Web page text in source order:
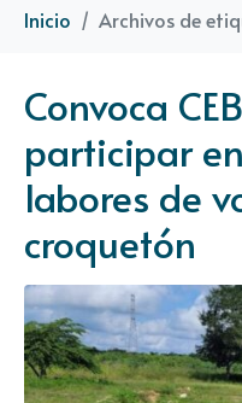
Inicio Archivos de
Convoca
participar
labores de
croquetón